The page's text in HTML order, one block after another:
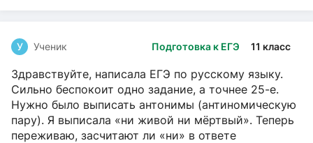
Подготовка к ЕГЭ 11 класс
У Ученик
Здравствуйте, написала ЕГЭ по русскому языку.
Сильно беспокоит одно задание, а точнее 25-е.
Нужно было выписать антонимы (антиномическую
пару). Я выписала «ни живой ни мёртвый». Теперь
переживаю, засчитают ли «ни» в ответе